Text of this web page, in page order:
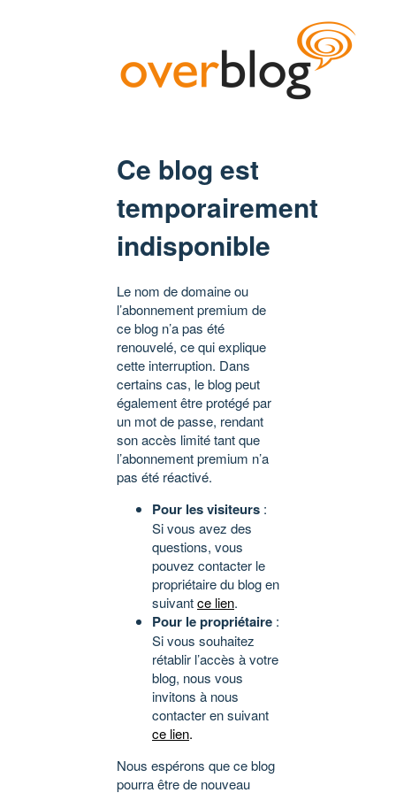
Ce blog est
temporairement
indisponible
Le nom de domaine ou
l’abonnement premium de
ce blog n’a pas été
renouvelé, ce qui explique
cette interruption. Dans
certains cas, le blog peut
également être protégé par
un mot de passe, rendant
son accès limité tant que
l’abonnement premium n’a
pas été réactivé.
Pour les visiteurs :
Si vous avez des
questions, vous
pouvez contacter le
propriétaire du blog en
suivantce lien.
Pour le propriétaire :
Si vous souhaitez
rétablir l’accès à votre
blog, nous vous
invitons à nous
contacter en suivant
ce lien.
Nous espérons que ce blog
pourra être de nouveau